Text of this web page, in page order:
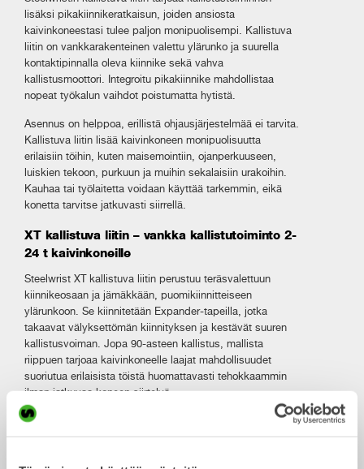
lisäksi pikakiinnikeratkaisun, joiden ansiosta
kaivinkoneestasi tulee paljon monipuolisempi. Kallistuva
liitin on vankkarakenteinen valettu ylärunko ja suurella
kontaktipinnalla oleva kiinnike sekä vahva
kallistusmoottori. Integroitu pikakiinnike mahdollistaa
nopeat työkalun vaihdot poistumatta hytistä.
Asennus on helppoa, erillistä ohjausjärjestelmää ei tarvita.
Kallistuva liitin lisää kaivinkoneen monipuolisuutta
erilaisiin töihin, kuten maisemointiin, ojanperkuuseen,
luiskien tekoon, purkuun ja muihin sekalaisiin urakoihin.
Kauhaa tai työlaitetta voidaan käyttää tarkemmin, eikä
konetta tarvitse jatkuvasti siirrellä.
XT kallistuva liitin – vankka kallistutoiminto 2-
24 t kaivinkoneille
Steelwrist XT kallistuva liitin perustuu teräsvalettuun
kiinnikeosaan ja jämäkkään, puomikiinnitteiseen
ylärunkoon. Se kiinnitetään Expander-tapeilla, jotka
takaavat välyksettömän kiinnityksen ja kestävät suuren
kallistusvoiman. Jopa 90-asteen kallistus, mallista
riippuen tarjoaa kaivinkoneelle laajat mahdollisuudet
suoriutua erilaisista töistä huomattavasti tehokkaammin
ilman jatkuvaa koneen siirtelyä.
Liitin on varustettu huipputurvallisella etutapin koukulla tai
-lukolla.